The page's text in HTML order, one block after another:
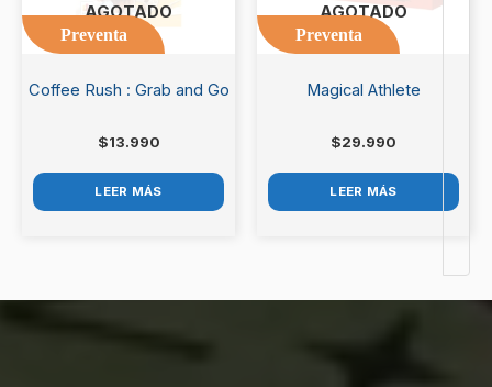
Preventa
AGOTADO
Coffee Rush : Grab and Go
$13.990
LEER MÁS
Preventa
AGOTADO
Magical Athlete
$29.990
LEER MÁS